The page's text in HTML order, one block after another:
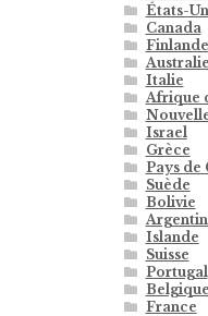
États-
Canada
Finlande
Australie
Italie
Afrique
Israel
Grèce
Pays de
Suède
Bolivie
Islande
Suisse
Portugal
Belgique
France